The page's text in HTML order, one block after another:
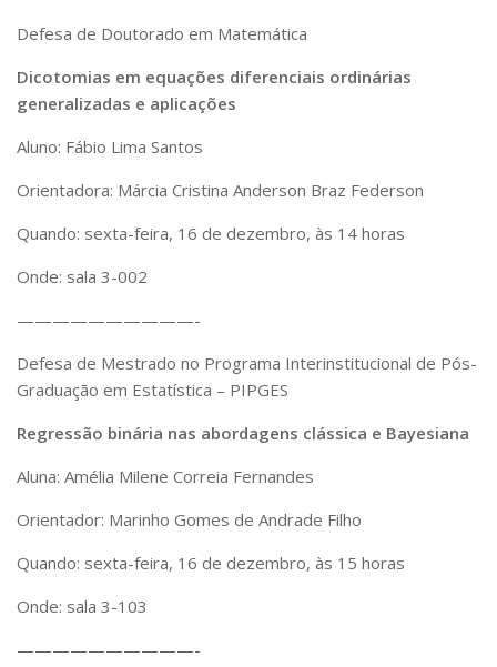
Defesa de Doutorado em Matemática
Dicotomias em equações diferenciais ordinárias
generalizadas e aplicações
Aluno: Fábio Lima Santos
Orientadora: Márcia Cristina Anderson Braz Federson
Quando: sexta-feira, 16 de dezembro, às 14 horas
Onde: sala 3-002
——————————-
Defesa de Mestrado no Programa Interinstitucional de Pós-
Graduação em Estatística – PIPGES
Regressão binária nas abordagens clássica e Bayesiana
Aluna: Amélia Milene Correia Fernandes
Orientador: Marinho Gomes de Andrade Filho
Quando: sexta-feira, 16 de dezembro, às 15 horas
Onde: sala 3-103
——————————-